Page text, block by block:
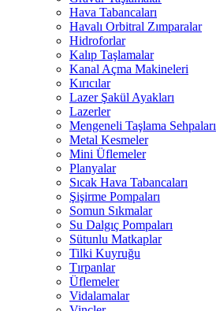
Hava Tabancaları
Havalı Orbitral Zımparalar
Hidroforlar
Kalıp Taşlamalar
Kanal Açma Makineleri
Kırıcılar
Lazer Şakül Ayakları
Lazerler
Mengeneli Taşlama Sehpaları
Metal Kesmeler
Mini Üflemeler
Planyalar
Sıcak Hava Tabancaları
Şişirme Pompaları
Somun Sıkmalar
Su Dalgıç Pompaları
Sütunlu Matkaplar
Tilki Kuyruğu
Tırpanlar
Üflemeler
Vidalamalar